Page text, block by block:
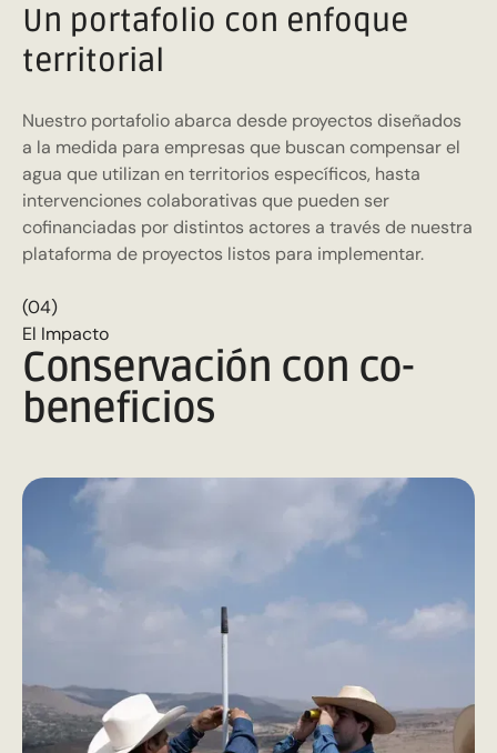
Un portafolio con enfoque
territorial
Nuestro portafolio abarca desde proyectos diseñados
a la medida para empresas que buscan compensar el
agua que utilizan en territorios específicos, hasta
intervenciones colaborativas que pueden ser
cofinanciadas por distintos actores a través de nuestra
plataforma de proyectos listos para implementar.
(04)
El Impacto
Conservación con co-
beneficios